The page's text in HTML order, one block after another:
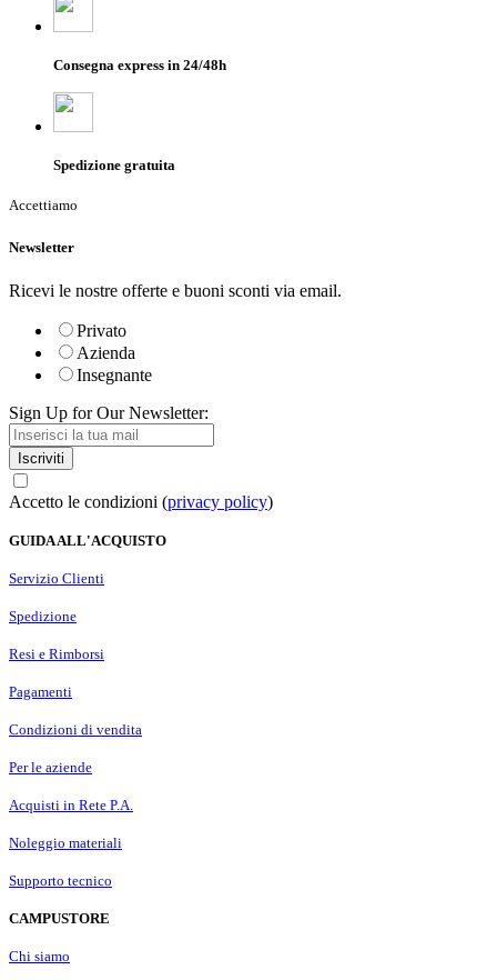
Consegna express in 24/48h
Spedizione gratuita
Accettiamo
Newsletter
Ricevi le nostre offerte e buoni sconti via email.
Privato
Azienda
Insegnante
Sign Up for Our Newsletter:
Iscriviti
Accetto le condizioni (privacy policy)
GUIDA ALL'ACQUISTO
Servizio Clienti
Spedizione
Resi e Rimborsi
Pagamenti
Condizioni di vendita
Per le aziende
Acquisti in Rete P.A.
Noleggio materiali
Supporto tecnico
CAMPUSTORE
Chi siamo